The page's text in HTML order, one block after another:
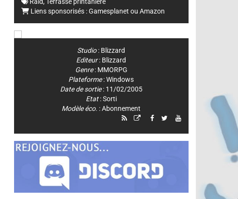
Liens sponsorisés :Gamesplanet ou Amazon
Studio: Blizzard
Editeur: Blizzard
Genre: MMORPG
Plateforme:Windows
Date de sortie: 11/02/2005
Etat: Sorti
Modèle éco. : Abonnement